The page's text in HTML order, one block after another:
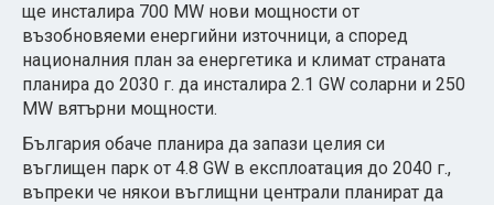
ще инсталира 700 MW нови мощности от
възобновяеми енергийни източници, а според
националния план за енергетика и климат страната
планира до 2030 г. да инсталира 2.1 GW соларни и 250
MW вятърни мощности.
България обаче планира да запази целия си
въглищен парк от 4.8 GW в експлоатация до 2040 г.,
въпреки че някои въглищни централи планират да